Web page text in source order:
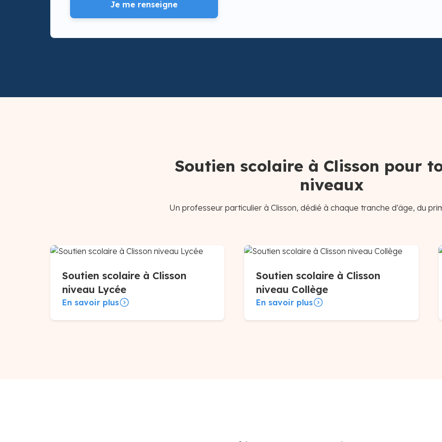
Je me renseigne
Soutien scolaire à Clisson pour
niveaux
Un professeur particulier à Clisson, dédié à chaque tranche d'âge, du
Soutien scolaire à Clisson
niveau Lycée
En savoir plus
Soutien scolaire à Clisson
niveau Collège
En savoir plus